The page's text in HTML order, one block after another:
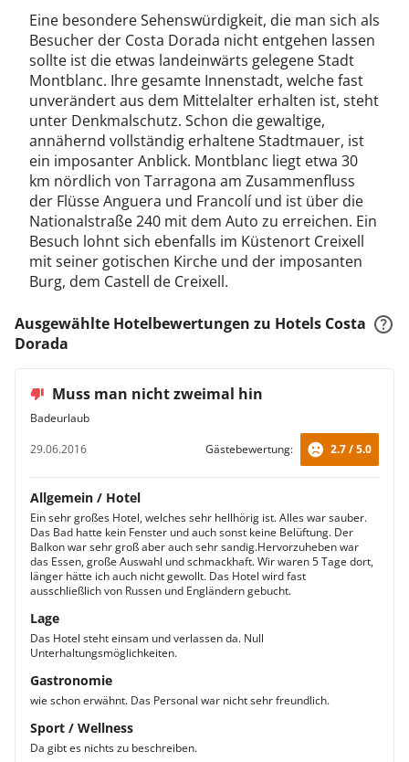
Eine besondere Sehenswürdigkeit, die man sich als
Besucher der Costa Dorada nicht entgehen lassen
sollte ist die etwas landeinwärts gelegene Stadt
Montblanc. Ihre gesamte Innenstadt, welche fast
unverändert aus dem Mittelalter erhalten ist, steht
unter Denkmalschutz. Schon die gewaltige,
annähernd vollständig erhaltene Stadtmauer, ist
ein imposanter Anblick. Montblanc liegt etwa 30
km nördlich von Tarragona am Zusammenfluss
der Flüsse Anguera und Francolí und ist über die
Nationalstraße 240 mit dem Auto zu erreichen. Ein
Besuch lohnt sich ebenfalls im Küstenort Creixell
mit seiner gotischen Kirche und der imposanten
Burg, dem Castell de Creixell.
Ausgewählte Hotelbewertungen zu Hotels Costa
Dorada
Muss man nicht zweimal hin
Badeurlaub
29.06.2016
Gästebewertung: 2.7 / 5.0
Allgemein / Hotel
Ein sehr großes Hotel, welches sehr hellhörig ist. Alles war sauber.
Das Bad hatte kein Fenster und auch sonst keine Belüftung. Der
Balkon war sehr groß aber auch sehr sandig.Hervorzuheben war
das Essen, große Auswahl und schmackhaft. Wir waren 5 Tage dort,
länger hätte ich auch nicht gewollt. Das Hotel wird fast
ausschließlich von Russen und Engländern gebucht.
Lage
Das Hotel steht einsam und verlassen da. Null
Unterhaltungsmöglichkeiten.
Gastronomie
wie schon erwähnt. Das Personal war nicht sehr freundlich.
Sport / Wellness
Da gibt es nichts zu beschreiben.